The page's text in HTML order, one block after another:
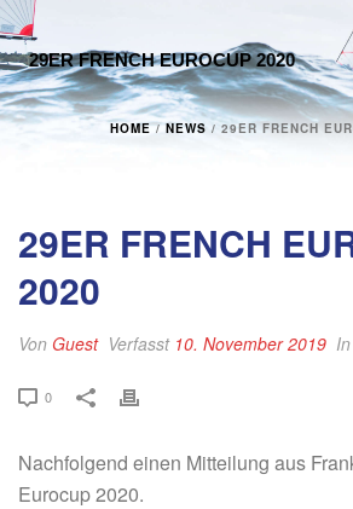
29ER FRENCH EUROCUP 2020
HOME/NEWS / 29ER FRENCH
29ER FRENCH
2020
Von Guest Verfasst 10. November 2019 In
0
Nachfolgend einen Mitteilung aus
Eurocup 2020.